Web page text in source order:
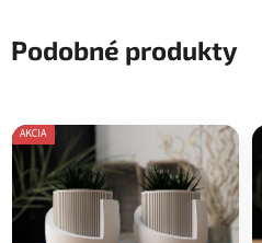
Podobné produkty
AKCIA